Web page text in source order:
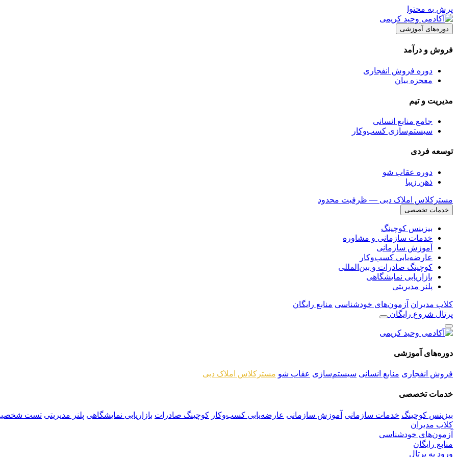
پرش به محتوا
دوره‌های آموزشی
فروش و درآمد
دوره فروش انفجاری
معجزه بیان
مدیریت و تیم
جامع منابع انسانی
سیستم‌سازی کسب‌وکار
توسعه فردی
دوره عقاب شو
ذهن زیبا
مسترکلاس املاک دبی — ظرفیت محدود
خدمات تخصصی
بیزینس کوچینگ
خدمات سازمانی و مشاوره
آموزش سازمانی
عارضه‌یابی کسب‌وکار
کوچینگ صادرات و بین‌المللی
بازاریابی نمایشگاهی
پلنر مدیریتی
کلاب مدیران آزمون‌های خودشناسی منابع رایگان
پرتال شروع رایگان
دوره‌های آموزشی
فروش انفجاری منابع انسانی سیستم‌سازی عقاب شو مسترکلاس املاک دبی
خدمات تخصصی
بیزینس کوچینگ خدمات سازمانی آموزش سازمانی عارضه‌یابی کسب‌وکار کوچینگ صادرات بازاریابی نمایشگاهی پلنر مدیریتی تست
کلاب مدیران
آزمون‌های خودشناسی
منابع رایگان
ورود به پرتال